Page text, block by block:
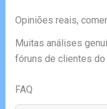
Opiniões reais,
Muitas análises
fóruns de clientes do
FAQ